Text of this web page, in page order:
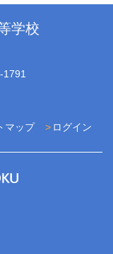
学校
ログイン
マップ